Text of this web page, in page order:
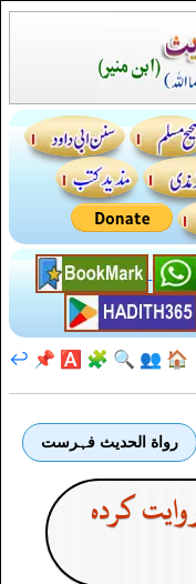
🏠
👥
🔍
🧩
🅰️
📌
↩️
رواة الحديث فہرست
کردہ